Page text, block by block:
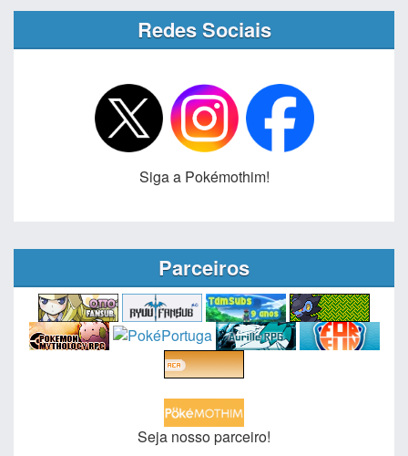
Redes Sociais
Siga a Pokémothim!
Parceiros
Seja nosso parceiro!